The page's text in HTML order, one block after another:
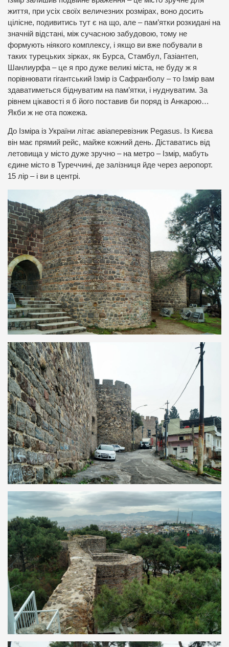
життя, при усіх своїх величезних розмірах, воно досить
цілісне, подивитись тут є на що, але – пам’ятки розкидані на
значній відстані, між сучасною забудовою, тому не
формують ніякого комплексу, і якщо ви вже побували в
таких турецьких зірках, як Бурса, Стамбул, Газіантеп,
Шанлиурфа – це я про дуже великі міста, не буду ж я
порівнювати гігантський Ізмір із Сафранболу – то Ізмір вам
здаватиметься біднуватим на пам’ятки, і нуднуватим. За
рівнем цікавості я б його поставив би поряд із Анкарою…
Якби ж не ота пожежа.
До Ізміра із України літає авіаперевізник Pegasus. Із Києва
він має прямий рейс, майже кожний день. Діставатись від
летовища у місто дуже зручно – на метро – Ізмір, мабуть
єдине місто в Туреччині, де залізниця йде через аеропорт.
15 лір – і ви в центрі.